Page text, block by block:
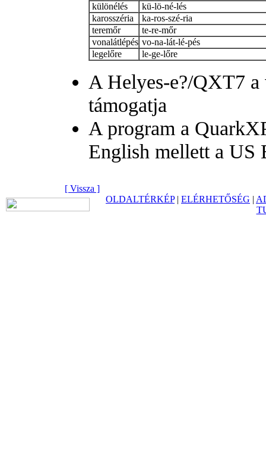
különélés
kü-lö-né-lés
karosszéria
ka-ros-szé-ria
teremőr
te-re-mőr
vonalátlépés vo-na-lát-lé-pés
legelőre
le-ge-lőre
A Helyes-e?/QXT7 a
támogatja
A program a
English mellett a US
[ Vissza ]
OLDALTÉRKÉP| ELÉRHETŐSÉG |